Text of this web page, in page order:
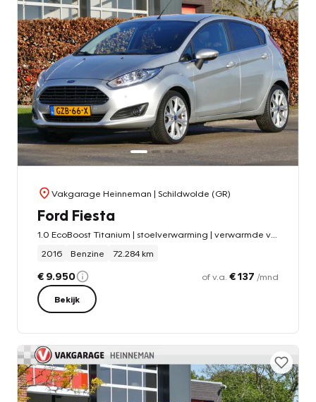
Vakgarage Heinneman | Schildwolde (GR)
Ford Fiesta
2016
Benzine 72.284 km
€ 9.950 of v.a. € 137 /mnd
Bekijk